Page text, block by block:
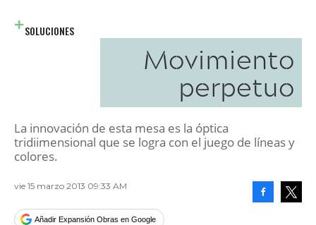
SOLUCIONES
Movimiento
perpetuo
La innovación de esta mesa es la óptica
tridiimensional que se logra con el juego de líneas y
colores.
vie 15 marzo 2013 09:33 AM
Añadir Expansión Obras en Google